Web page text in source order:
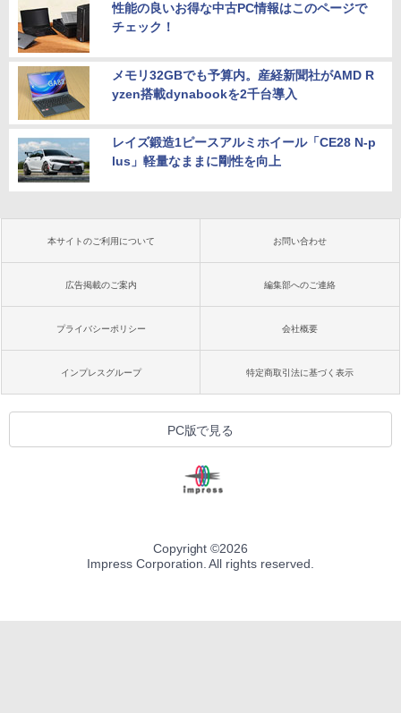
性能の良いお得な中古PC情報はこのページで
チェック！
メモリ32GBでも予算内。産経新聞社がAMD R
yzen搭載dynabookを2千台導入
レイズ鍛造1ピースアルミホイール「CE28 N-p
lus」軽量なままに剛性を向上
本サイトのご利用について お問い合わせ
広告掲載のご案内 編集部へのご連絡
プライバシーポリシー 会社概要
インプレスグループ 特定商取引法に基づく表示
PC版で見る
Copyright ©2026
Impress Corporation. All rights reserved.